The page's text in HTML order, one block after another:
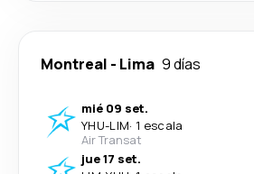
Montreal - Lima 9 días
mié 09 set.
YHU-LIM· 1 escala
Air Transat
jue 17 set.